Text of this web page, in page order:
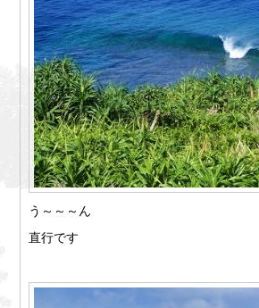
う～～～ん
直行です